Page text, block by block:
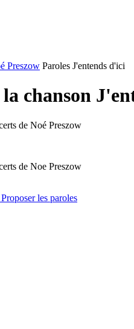
Preszow Paroles J'entends d'ici
la chanson
de Noé Preszow
de Noe Preszow
les paroles